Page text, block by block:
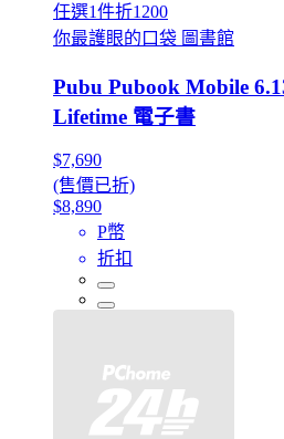
任選1件折1200
你最護眼的口袋 圖書館
Pubu Pubook Mobile
Lifetime 電子書
$7,690
(售價已折)
$8,890
P幣
折扣